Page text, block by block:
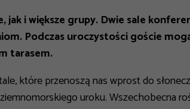
jak i większe grupy. Dwie sale
Podczas uroczystości goście
tarasem.
które przenoszą nas wprost do
uroku. Wszechobecna